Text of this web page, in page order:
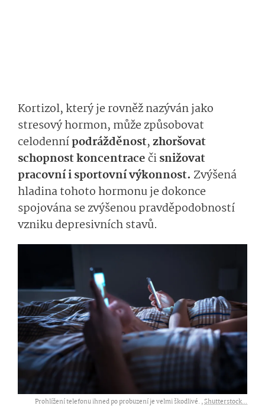
Kortizol, který je rovněž nazýván jako
stresový hormon, může způsobovat
celodennípodrážděnost,zhoršovat
schopnostkoncentrace čisnižovat
pracovní i sportovní výkonnost. Zvýšená
hladina tohoto hormonu je dokonce
spojována se zvýšenou pravděpodobností
vzniku depresivních stavů.
Prohlížení telefonu ihned po probuzení je velmi škodlivé. ,Shutterstock...